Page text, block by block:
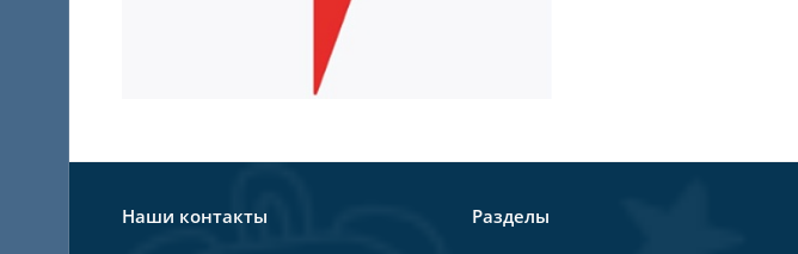
Наши контакты Разделы